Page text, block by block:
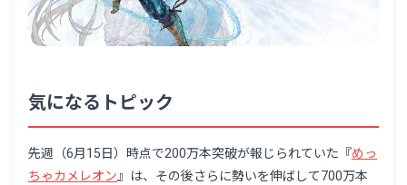
気になるトピック
先週（6月15日）時点で200万本突破が報じられていた『めっ
ちゃカメレオン』は、その後さらに勢いを伸ばして700万本